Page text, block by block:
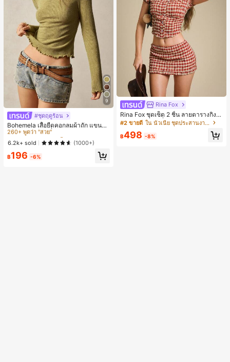
9
#ชุดฤดูร้อน
Bohemela เสื้อยืดคอกลมผ้าถัก แขนยา
ว สีเรียบ ใช้งานทั่วไป สำหรับผู้หญิง
#1 ขายดี
260+ พูดว่า "สวย"
#1 ขายดี
260+ พูดว่า "สวย"
#1 ขายดี
260+ พูดว่า "สวย"
#1 ขายดี
260+ พูดว่า "สวย"
6.2k+ sold (1000+)
฿196 -6%
Rina Fox
Rina Fox ชุดเซ็ต 2 ชิ้น ลายตารางกิงแ
ฮมสีแดงสไตล์ฝรั่งเศสพิมพ์ลายดอกไม้ เ
สื้อครอปและกระโปรงมินิระบายเข้าชุด
#2 ขายดี ใน นัวเนีย ชุดประสานงานสตรี
฿498 -8%